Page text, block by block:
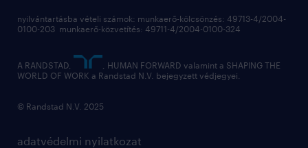
munkaerőpiac
hírlevél
adatvédelmi nyilatkozat
nyilvántartásba vételi számok: munkaerő-kölcsönzés: 49713-4/2004-
0100-203 munkaerő-közvetítés: 49711-4/2004-0100-324
A RANDSTAD,
, HUMAN FORWARD valamint a SHAPING THE
WORLD OF WORK a Randstad N.V. bejegyzett védjegyei.
© Randstad N.V. 2025